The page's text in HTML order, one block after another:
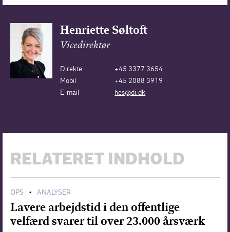
Henriette Søltoft
Vicedirektør
Direkte
+45 3377 3654
Mobil
+45 2088 3919
E-mail
hes@di.dk
RELATERET INDHOLD
OPS • ANALYSER
Lavere arbejdstid i den offentlige
velfærd svarer til over 23.000 årsværk